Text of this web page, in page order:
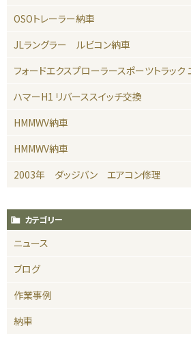
OSOトレーラー納車
JLラングラー ルビコン納車
フォードエクスプローラースポーツトラック
ハマーH1 リバーススイッチ交換
HMMWV納車
HMMWV納車
2003年 ダッジバン エアコン修理
カテゴリー
ニュース
ブログ
作業事例
納車